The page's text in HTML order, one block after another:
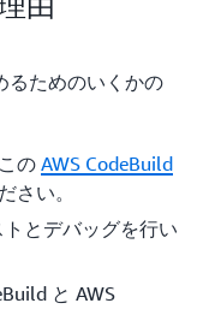
るためのいくかの
の AWS CodeBuild
さい。
とデバッグを行い
と AWS